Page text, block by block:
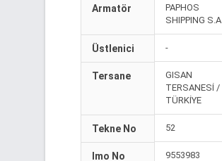
Armatör
PAPHOS
SHIPPING S.A
Üstlenici -
Tersane
GISAN
TERSANESİ /
TÜRKİYE
Tekne No 52
Imo No 9553983